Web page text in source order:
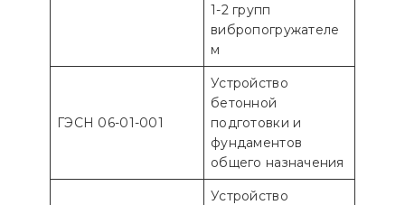
1-2 групп
вибропогружателе
м
ГЭСН 06-01-001
Устройство
бетонной
подготовки и
фундаментов
общего назначения
Устройство